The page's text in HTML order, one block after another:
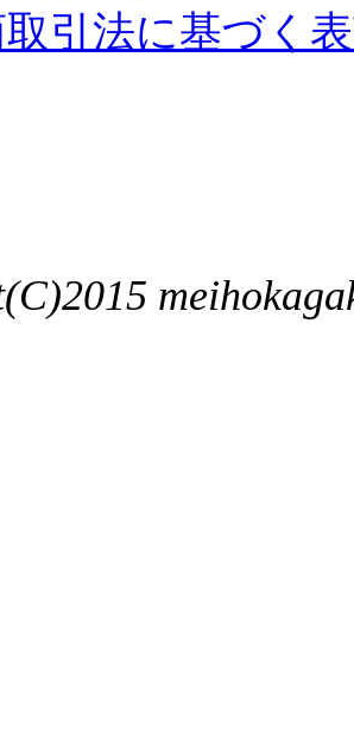
引法に基づく